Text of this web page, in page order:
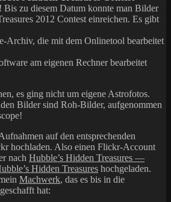
von
1619
zu diesem Datum konnte man Bilder
2012 Contest einreichen. Es gibt
Archiv, die mit dem Onlinetool bearbeitet
am eigenen Rechner bearbeitet
es ging nicht um eigene Astrofotos.
Bilder sind Roh-Bilder, aufgenommen
auf den entsprechenden
hochladen. Also einen Flickr-Account
nach Hubble’s Hidden Treasures —
Hidden Treasures hochgeladen.
Machwerk, das es bis in die
hat: